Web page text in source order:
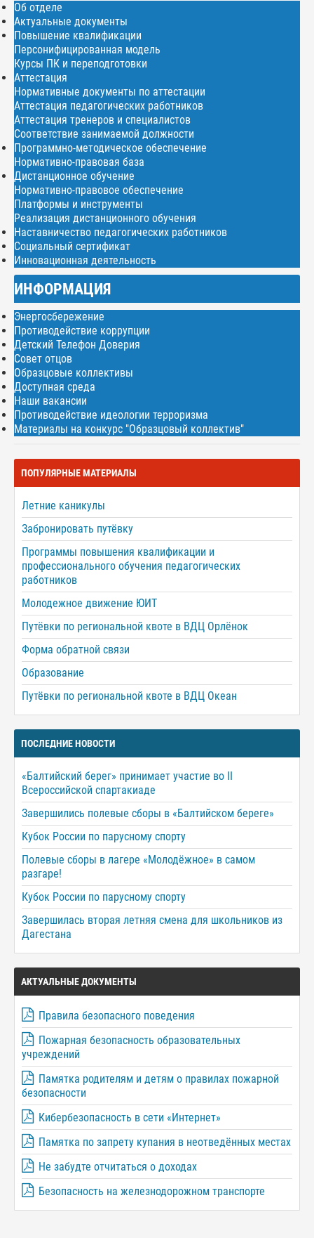
Об отделе
Актуальные документы
Повышение квалификации
Персонифицированная модель
Курсы ПК и переподготовки
Аттестация
Нормативные документы по аттестации
Аттестация педагогических работников
Аттестация тренеров и специалистов
Соответствие занимаемой должности
Программно-методическое обеспечение
Нормативно-правовая база
Дистанционное обучение
Нормативно-правовое обеспечение
Платформы и инструменты
Реализация дистанционного обучения
Наставничество педагогических работников
Социальный сертификат
Инновационная деятельность
ИНФОРМАЦИЯ
Энергосбережение
Противодействие коррупции
Детский Телефон Доверия
Совет отцов
Образцовые коллективы
Доступная среда
Наши вакансии
Противодействие идеологии терроризма
Материалы на конкурс "Образцовый коллектив"
ПОПУЛЯРНЫЕ МАТЕРИАЛЫ
Летние каникулы
Забронировать путёвку
Программы повышения квалификации и
профессионального обучения педагогических
работников
Молодежное движение ЮИТ
Путёвки по региональной квоте в ВДЦ Орлёнок
Форма обратной связи
Образование
Путёвки по региональной квоте в ВДЦ Океан
ПОСЛЕДНИЕ НОВОСТИ
«Балтийский берег» принимает участие во II
Всероссийской спартакиаде
Завершились полевые сборы в «Балтийском береге»
Кубок России по парусному спорту
Полевые сборы в лагере «Молодёжное» в самом
разгаре!
Кубок России по парусному спорту
Завершилась вторая летняя смена для школьников из
Дагестана
АКТУАЛЬНЫЕ ДОКУМЕНТЫ
Правила безопасного поведения
Пожарная безопасность образовательных
учреждений
Памятка родителям и детям о правилах пожарной
безопасности
Кибербезопасность в сети «Интернет»
Памятка по запрету купания в неотведённых местах
Не забудте отчитаться о доходах
Безопасность на железнодорожном транспорте